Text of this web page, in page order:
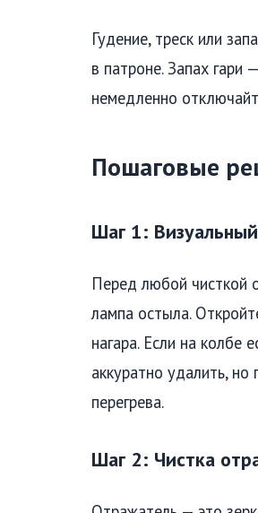
Гудение, треск или
в патроне. Запах гари
немедленно
Пошаговые
Шаг 1:
Перед любой чисткой
лампа остыла.
нагара. Если на колбе
аккуратно удалить,
перегрева.
Шаг 2: Чистка